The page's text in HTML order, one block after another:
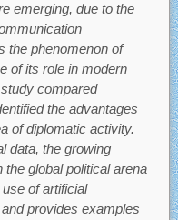
emerging, due to the
the phenomenon of
of its role in modern
compared
the advantages
of diplomatic activity.
data, the growing
global political arena
of artificial
provides examples